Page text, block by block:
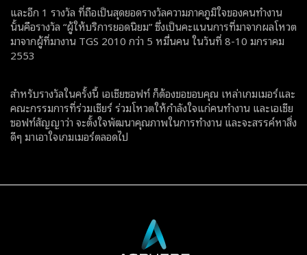
และอีก 1 รางวัล ที่ถือเป็นสุดยอดรางวัลความภาคภูมิใจของคนทำงาน
นั้นคือรางวัล “ผู้ให้บริการยอดนิยม” ซึ่งเป็นคะแนนการที่มาจากผลโหวต
มาจากผู้ที่มางาน TGS 2010 กว่า 5 หมื่นคน ในวันที่ 8-10 มกราคม
2553
สำหรับรางวัลในครั้งนี้ เอเชียซอฟท์ ก็ต้องขอขอบคุณ เหล่าเกมเมอร์และ
คณะกรรมการที่ร่วมเชียร์ ร่วมโหวตให้กำลังใจแก่คนทำงาน และเอเชีย
ซอฟท์สัญญาว่า จะตั้งใจพัฒนาคุณภาพในการทำงาน และจะสรรค์หาสิ่ง
ดีๆ มาเอาใจเกมเมอร์ตลอดไป